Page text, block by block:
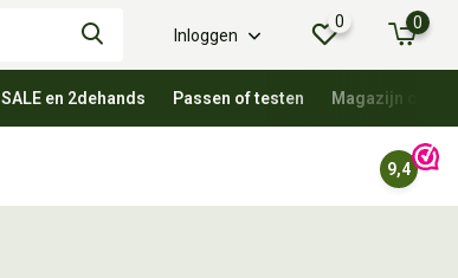
Inloggen
0 0
SALE en 2dehands Passen of testen Magazijn
9,4